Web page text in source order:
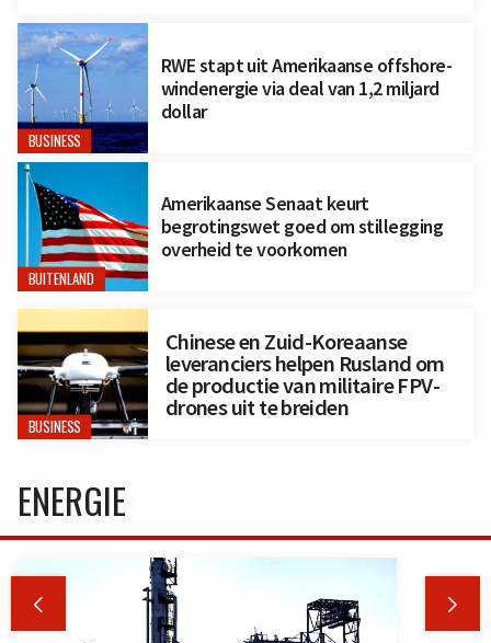
BUSINESS
RWE stapt uit Amerikaanse offshore-
windenergie via deal van 1,2 miljard
dollar
BUITENLAND
Amerikaanse Senaat keurt
begrotingswet goed om stillegging
overheid te voorkomen
BUSINESS
Chinese en Zuid-Koreaanse
leveranciers helpen Rusland om
de productie van militaire FPV-
drones uit te breiden
ENERGIE
 